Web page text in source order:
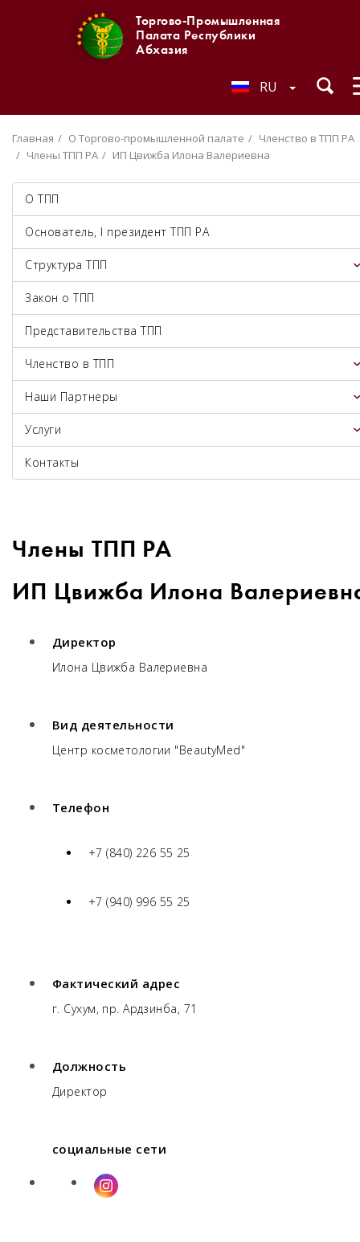
Торгово-Промышленная
Палата Республики
Абхазия
RU
Главная О Торгово-промышленной палате
Членство в ТПП РА
Члены ТПП РА
ИП Цвижба Илона Валериевна
О ТПП
Основатель, I президент ТПП РА
Структура ТПП
Закон о ТПП
Представительства ТПП
Членство в ТПП
Наши Партнеры
Услуги
Контакты
Члены ТПП РА
ИП Цвижба Илона
Директор
Илона Цвижба Валериевна
Вид деятельности
Центр косметологии "BeautyMed"
Телефон
+7 (840) 226 55 25
+7 (940) 996 55 25
Фактический адрес
г. Сухум, пр. Ардзинба, 71
Должность
Директор
социальные сети